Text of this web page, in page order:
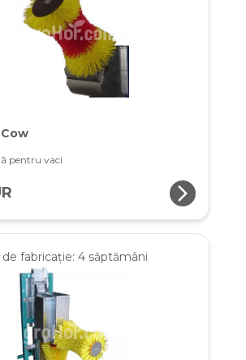
pentru vaci
arrow_forward_ios
fabricație: 4 săptămâni